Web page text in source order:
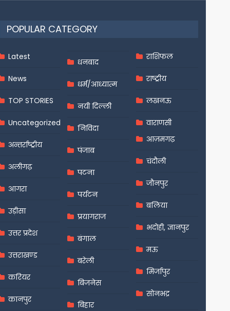
POPULAR CATEGORY
Latest
News
TOP STORIES
Uncategorized
अन्तर्राष्ट्रीय
अलीगढ़
आगरा
उड़ीसा
उत्तर प्रदेश
उत्तराखण्ड
करियर
कानपुर
धनबाद
धर्म/आध्यात्म
नयी दिल्ली
निविदा
पंजाब
पटना
पर्यटन
प्रयागराज
बंगाल
बरेली
बिजनेस
बिहार
राशिफल
राष्ट्रीय
लखनऊ
वाराणसी
आज़मगढ़
चंदौली
जौनपुर
बलिया
भदोही, ज्ञानपुर
मऊ
मिर्जापुर
सोनभद्र